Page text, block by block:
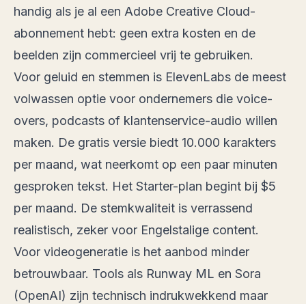
handig als je al een Adobe Creative Cloud-
abonnement hebt: geen extra kosten en de
beelden zijn commercieel vrij te gebruiken.
Voor geluid en stemmen is ElevenLabs de meest
volwassen optie voor ondernemers die voice-
overs, podcasts of klantenservice-audio willen
maken. De gratis versie biedt 10.000 karakters
per maand, wat neerkomt op een paar minuten
gesproken tekst. Het Starter-plan begint bij $5
per maand. De stemkwaliteit is verrassend
realistisch, zeker voor Engelstalige content.
Voor videogeneratie is het aanbod minder
betrouwbaar. Tools als Runway ML en Sora
(OpenAI) zijn technisch indrukwekkend maar